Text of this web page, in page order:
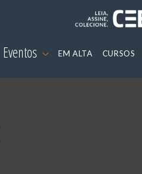
Eventos EM ALTA CURSOS